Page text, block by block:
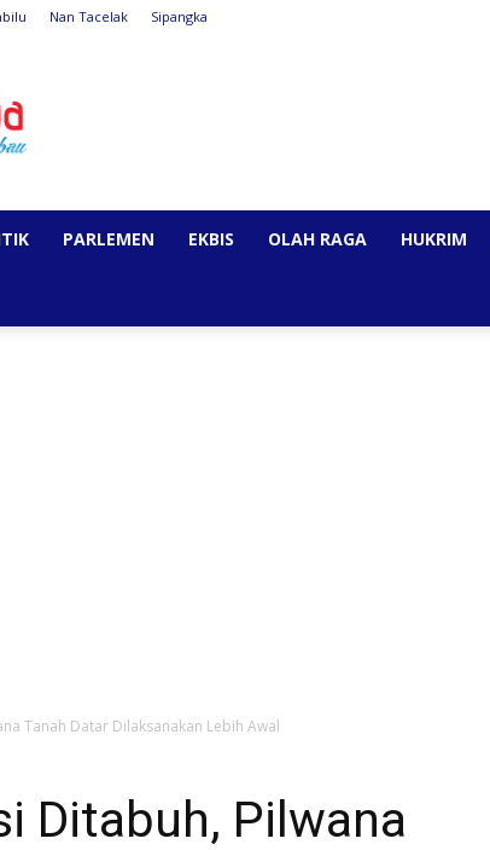
Nan Tacelak Sipangka
PARLEMEN EKBIS OLAH RAGA HUKRIM
Tanah Datar Dilaksanakan Lebih Awal
Ditabuh, Pilwana